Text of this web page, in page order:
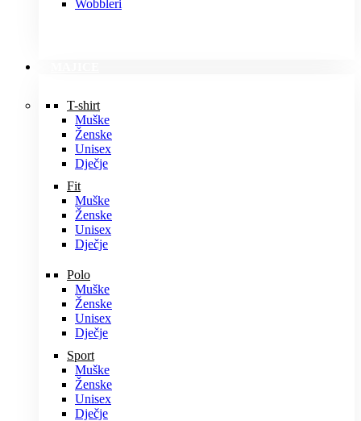
Wobbleri
T-shirt
Muške
Ženske
Unisex
Dječje
Fit
Muške
Ženske
Unisex
Dječje
Polo
Muške
Ženske
Unisex
Dječje
Sport
Muške
Ženske
Unisex
Dječje